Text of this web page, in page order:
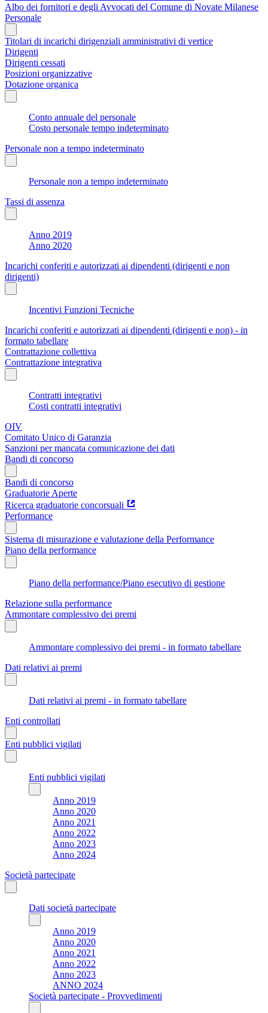
Albo dei fornitori e degli Avvocati del Comune di Novate Milanese
Personale
Titolari di incarichi dirigenziali amministrativi di vertice
Dirigenti
Dirigenti cessati
Posizioni organizzative
Dotazione organica
Conto annuale del personale
Costo personale tempo indeterminato
Personale non a tempo indeterminato
Personale non a tempo indeterminato
Tassi di assenza
Anno 2019
Anno 2020
Incarichi conferiti e autorizzati ai dipendenti (dirigenti e non
dirigenti)
Incentivi Funzioni Tecniche
Incarichi conferiti e autorizzati ai dipendenti (dirigenti e non) - in
formato tabellare
Contrattazione collettiva
Contrattazione integrativa
Contratti integrativi
Costi contratti integrativi
OIV
Comitato Unico di Garanzia
Sanzioni per mancata comunicazione dei dati
Bandi di concorso
Bandi di concorso
Graduatorie Aperte
Ricerca graduatorie concorsuali
Performance
Sistema di misurazione e valutazione della Performance
Piano della performance
Piano della performance/Piano esecutivo di gestione
Relazione sulla performance
Ammontare complessivo dei premi
Ammontare complessivo dei premi - in formato tabellare
Dati relativi ai premi
Dati relativi ai premi - in formato tabellare
Enti controllati
Enti pubblici vigilati
Enti pubblici vigilati
Anno 2019
Anno 2020
Anno 2021
Anno 2022
Anno 2023
Anno 2024
Società partecipate
Dati società partecipate
Anno 2019
Anno 2020
Anno 2021
Anno 2022
Anno 2023
ANNO 2024
Società partecipate - Provvedimenti